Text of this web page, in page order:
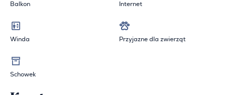
Balkon Internet
Winda Przyjazne dla zwierząt
Schowek